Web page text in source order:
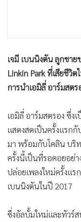
• Factcheck
• ญี่ปุ่น
• News1
เจมี เบนนิงตัน ลูกชาย
Linkin Park ที่เสียชีวิ
การนำเอมิลี่ อาร์มสต
เอมิลี่ อาร์มสตรอง ซึ่ง
แสดงสดเป็นครั้งแรก
มา พร้อมกับโคลิน บริ
ครั้งนี้เป็นที่รอคอยอย่า
ปล่อยเพลงใหม่ครั้งแร
เบนนิงตันในปี 2017
ซึ่งอัลบั้มใหม่และทัวร์